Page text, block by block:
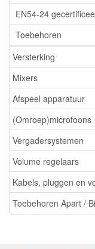
EN54-24
Toebehoren
Versterking
Mixers
Afspeel apparatuur
(Omroep)microfoons
Vergadersystemen
Volume regelaars
Kabels, pluggen en
Toebehoren Apart /